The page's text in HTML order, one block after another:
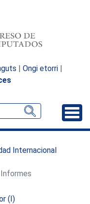
| Ongi etorri |
Internacional
Informes
(I)